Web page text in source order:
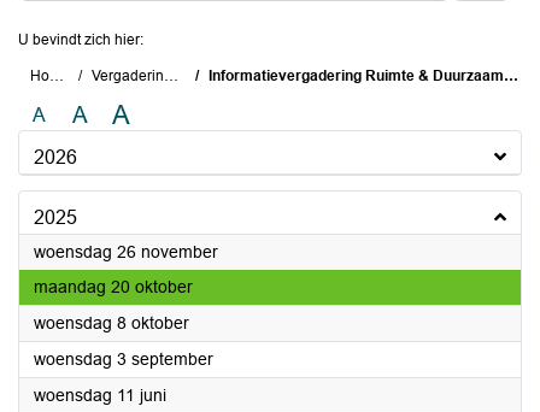
U bevindt zich hier:
Home Vergaderingen Informatievergadering Ruimte & Duurzaamheid
A A A
2026
2025
woensdag 26 november2025
maandag 20 oktober2025
woensdag 8 oktober2025
woensdag 3 september2025
woensdag 11 juni2025